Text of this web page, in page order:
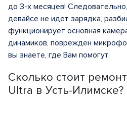
Сколько стоит
Ultra в Усть-Илимске?
до 3-х месяцев!
девайсе не идет зарядка,
функционирует основная
динамиков, поврежден
вы знаете, где Вам помогут.